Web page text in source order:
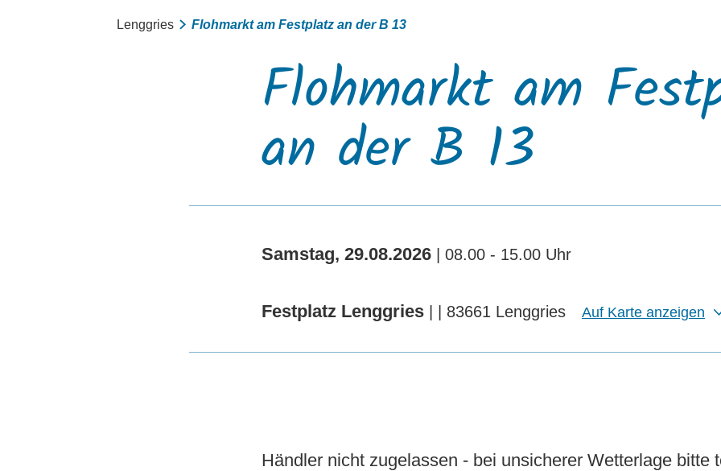
Lenggries Flohmarkt am Festplatz an der B 13
Flohmarkt am
an der B 13
Samstag, 29.08.2026| 08.00 - 15.00 Uhr
Festplatz Lenggries| | 83661 Lenggries Auf Karte anzeigen
Händler nicht zugelassen - bei unsicherer Wetterlage bitte